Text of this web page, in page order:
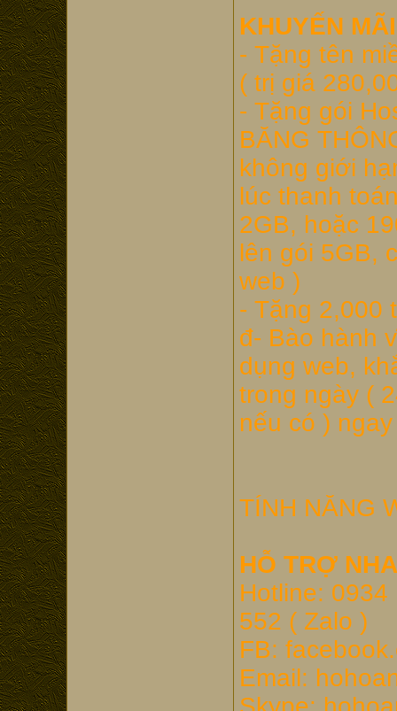
KHUYẾN
- Tặng tên
( trị giá
- Tặng gói
BĂNG
không giới
lúc thanh
2GB, hoặc
lên gói 5GB,
web )
- Tặng 2,000
đ- Bào hành
dụng web,
trong ngày (
nếu có )
TÍNH NĂNG
HỖ TRỢ
Hotline:
552 ( Zalo )
FB:
Email: